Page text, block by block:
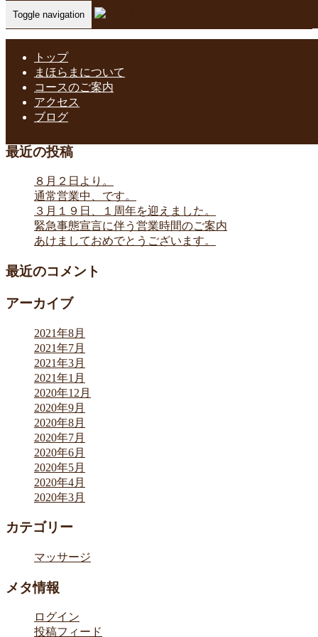
Toggle navigation
トップ
まほらまについて
コースのご案内
アクセス
ブログ
Home- 2月お…
2月お休み お知らせ
最近の投稿
８月２日より。
通常営業中、です。
３月１９日、１周年を迎えました。
緊急事態宣言に伴う営業時間のご案内
あけましておめでとうございます。
最近のコメント
アーカイブ
2021年8月
2021年7月
2021年3月
2021年1月
2020年12月
2020年9月
2020年8月
2020年7月
2020年6月
2020年5月
2020年4月
2020年3月
カテゴリー
マッサージ
メタ情報
ログイン
投稿フィード